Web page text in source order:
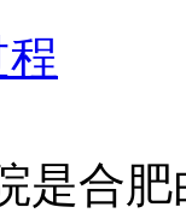
是合